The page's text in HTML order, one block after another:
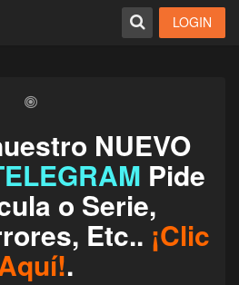
LOGIN
NUEVO
Pide
o Serie,
Etc.. ¡Clic
.